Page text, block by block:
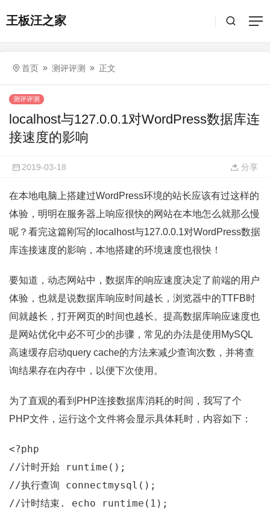
王板汪之家
首页 测评评测 正文
测评评测
localhost与127.0.0.1对WordPress数据库连
接速度的影响
2019-03-18 分享
在本地电脑上搭建过WordPress环境的站长应该有过这样的
体验，明明在服务器上响应很快的网站在本地怎么就那么慢
呢？看完这篇刚写的localhost与127.0.0.1对WordPress数据
库连接速度的影响，本地搭建的环境速度也很快！
要知道，动态网站中，数据库的响应速度决定了前端的用户
体验，也就是说数据库响应时间越长，浏览器中的TTFB时
间就越长，打开网页的时间也越长。提高数据库响应速度也
是网站优化中必不可少的步骤，常见的办法是使用MySQL
高速缓存启动query cache的方法来减少查询次数，并将查
询结果存在内存中，以便下次使用。
为了直观的看到PHP连接数据库消耗的时间，我写了个
PHP文件，运行这个文件将会显示具体耗时，内容如下：
<?
//计时开始 runtime();
//执行查询 connectmysql();
//计时结束. echo runtime(1);